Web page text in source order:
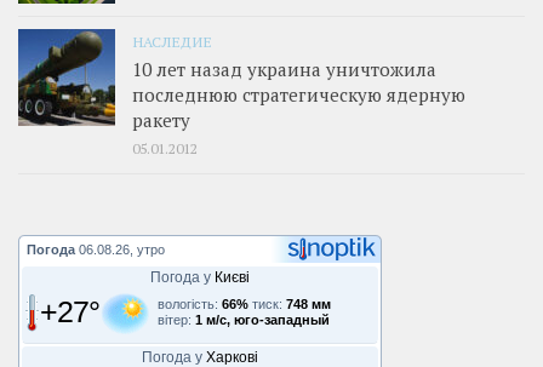
НАСЛЕДИЕ
10 лет назад украина уничтожила
последнюю стратегическую ядерную
ракету
05.01.2012
Погода 06.08.26, утро
Погода у Києві
+27° вологість: 66% тиск: 748 мм
вітер: 1 м/с, юго-западный
Погода у Харкові